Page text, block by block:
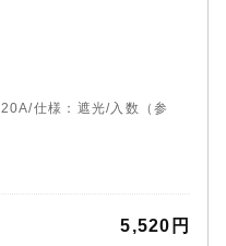
仕様：遮光/入数（参
5,520円